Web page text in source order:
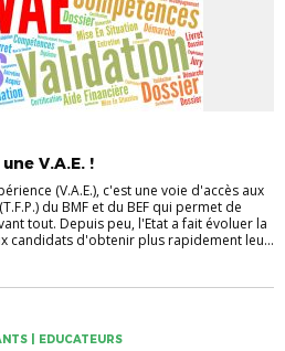
V.A.E. !
(V.A.E.), c'est une voie d'accès aux
du BMF et du BEF qui permet de
tout. Depuis peu, l'Etat a fait évoluer la
candidats d'obtenir plus rapidement leu...
| EDUCATEURS